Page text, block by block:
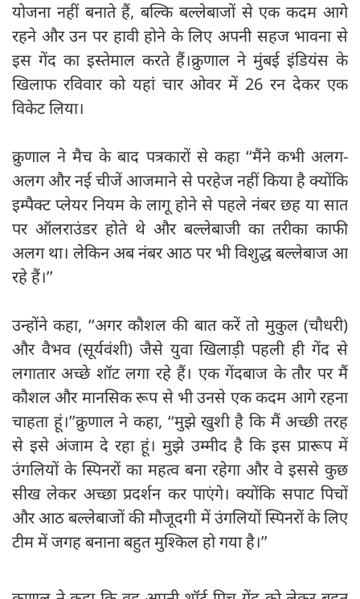
योजना नहीं बनाते हैं, बल्कि बल्लेबाजों से एक कदम आगे
रहने और उन पर हावी होने के लिए अपनी सहज भावना से
इस गेंद का इस्तेमाल करते हैं।क्रुणाल ने मुंबई इंडियंस के
खिलाफ रविवार को यहां चार ओवर में 26 रन देकर एक
विकेट लिया।
क्रुणाल ने मैच के बाद पत्रकारों से कहा ‘‘मैंने कभी अलग-
अलग और नई चीजें आजमाने से परहेज नहीं किया है क्योंकि
इम्पैक्ट प्लेयर नियम के लागू होने से पहले नंबर छह या सात
पर ऑलराउंडर होते थे और बल्लेबाजी का तरीका काफी
अलग था। लेकिन अब नंबर आठ पर भी विशुद्ध बल्लेबाज आ
रहे हैं।’’
उन्होंने कहा, ‘‘अगर कौशल की बात करें तो मुकुल (चौधरी)
और वैभव (सूर्यवंशी) जैसे युवा खिलाड़ी पहली ही गेंद से
लगातार अच्छे शॉट लगा रहे हैं। एक गेंदबाज के तौर पर मैं
कौशल और मानसिक रूप से भी उनसे एक कदम आगे रहना
चाहता हूं।’’क्रुणाल ने कहा, ‘‘मुझे खुशी है कि मैं अच्छी तरह
से इसे अंजाम दे रहा हूं। मुझे उम्मीद है कि इस प्रारूप में
उंगलियों के स्पिनरों का महत्व बना रहेगा और वे इससे कुछ
सीख लेकर अच्छा प्रदर्शन कर पाएंगे। क्योंकि सपाट पिचों
और आठ बल्लेबाजों की मौजूदगी में उंगलियों स्पिनरों के लिए
टीम में जगह बनाना बहुत मुश्किल हो गया है।’’